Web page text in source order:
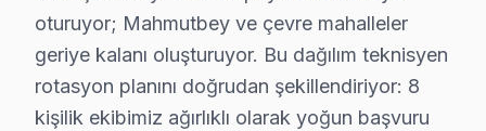
• Bağcılar'de Smart ekran ağ yapılandırması ve
• Bağcılar servisimizde ekran kalibrasyon ve görüntü
Techwood televizyon ünitesi'nizin ilk açılışından
oturuyor; Mahmutbey ve çevre mahalleler
geriye kalanı oluşturuyor. Bu dağılım teknisyen
rotasyon planını doğrudan şekillendiriyor: 8
kişilik ekibimiz ağırlıklı olarak yoğun başvuru